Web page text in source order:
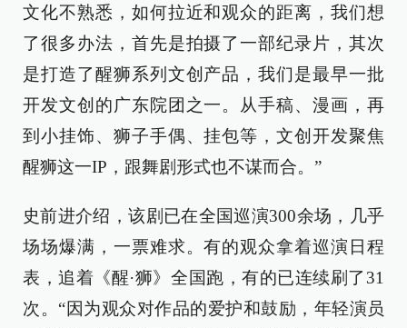
文化不熟悉，如何拉近和观众的距离，我们想
了很多办法，首先是拍摄了一部纪录片，其次
是打造了醒狮系列文创产品，我们是最早一批
开发文创的广东院团之一。从手稿、漫画，再
到小挂饰、狮子手偶、挂包等，文创开发聚焦
醒狮这一IP，跟舞剧形式也不谋而合。”
史前进介绍，该剧已在全国巡演300余场，几乎
场场爆满，一票难求。有的观众拿着巡演日程
表，追着《醒·狮》全国跑，有的已连续刷了31
次。“因为观众对作品的爱护和鼓励，年轻演员